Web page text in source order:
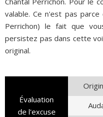
valable. Ce n'est pas
Perrichon) le fait que
persistez pas dans cette
original.
Évaluation
de l'excuse